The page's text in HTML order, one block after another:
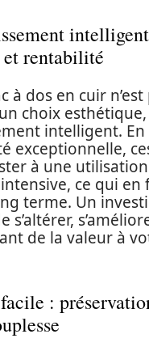
rentabilité
à dos en cuir n’est
choix esthétique,
intelligent.
exceptionnelle,
à une utilisation
ce qui en
terme. Un
s’altérer,
de la valeur à
: